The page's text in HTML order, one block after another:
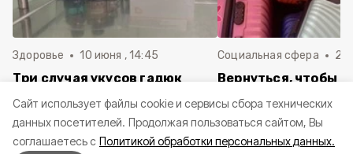
Cайт использует файлы cookie и сервисы сбора технических
данных посетителей. Продолжая пользоваться сайтом, Вы
соглашаетесь с Политикой обработки персональных данных.
Здоровье 10 июня , 14:45
Три случая укусов гадюк
Белгородской области с
начала года
Социальная сфера 20
Вернуться, чтобы
в Белгородскую
пять лет